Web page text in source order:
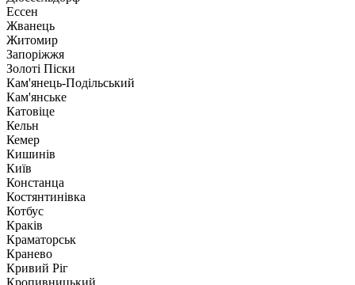
Ессен
Жванець
Житомир
Запоріжжя
Золоті Піски
Кам'янець-Подільський
Кам'янське
Катовіце
Кельн
Кемер
Кишинів
Київ
Констанца
Костянтинівка
Котбус
Краків
Краматорськ
Кранево
Кривий Ріг